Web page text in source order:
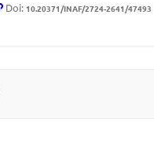
Doi: 10.20371/INAF/2724-2641/47493